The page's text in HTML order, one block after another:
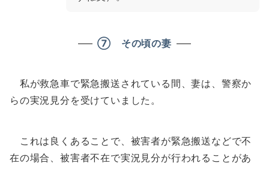
⑦ その頃の妻
私が救急車で緊急搬送されている間、妻は、警察か
らの実況見分を受けていました。
これは良くあることで、被害者が緊急搬送などで不
在の場合、被害者不在で実況見分が行われることがあ